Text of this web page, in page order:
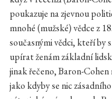
poukazuje na zjevnou
mnohé (mužské) vědce z
současnými vědci, kteří by
upírat ženám základní
jinak řečeno, Baron-Cohen
jako kdyby se nic